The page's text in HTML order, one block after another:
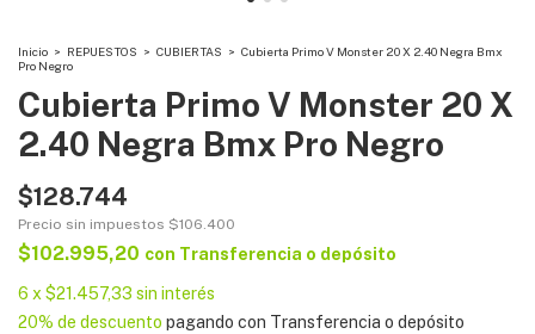
Inicio > REPUESTOS > CUBIERTAS > Cubierta Primo V Monster 20 X 2.40 Negra Bmx
Pro Negro
Cubierta Primo V Monster 20 X
2.40 Negra Bmx Pro Negro
$128.744
Precio sin impuestos $106.400
$102.995,20 con Transferencia o depósito
6 x$21.457,33 sin interés
20% de descuento pagando con Transferencia o depósito